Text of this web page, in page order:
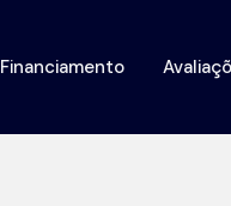
Financiamento